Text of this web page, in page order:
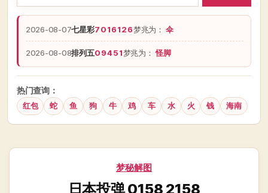
2026-08-07七星彩7016126梦兆为：伞
2026-08-08排列五09451梦兆为：怪脚
热门查询：
红包 蛇 鱼 狗 牛 鸡 车 水 火 钱 海南
分
梦秘解图
日本投弹 0158 2158